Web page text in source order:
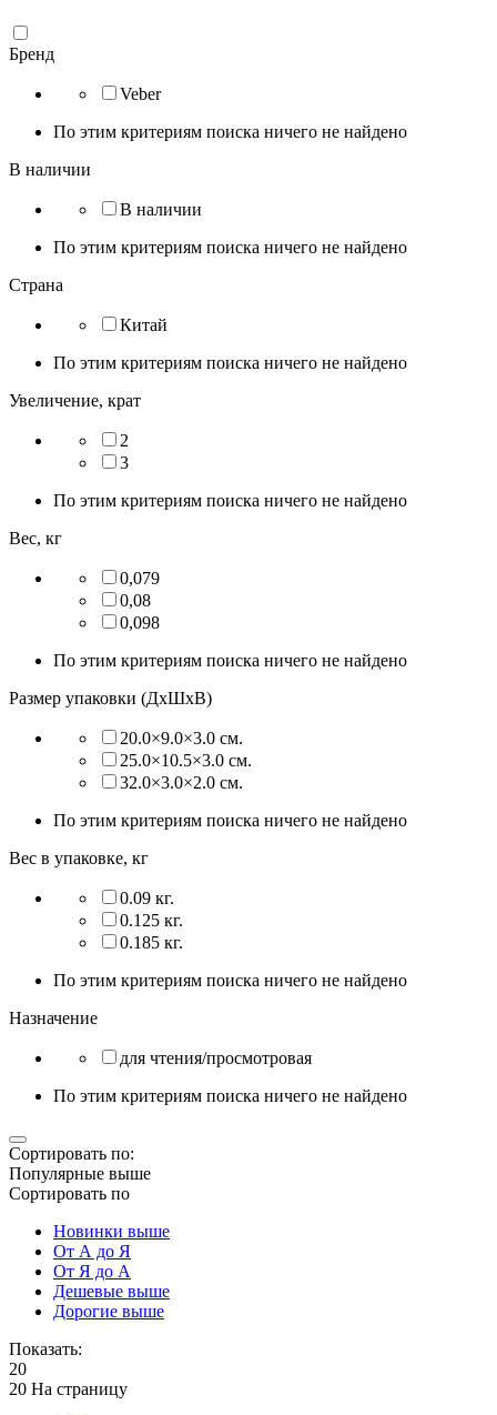
Бренд
Veber
По этим критериям поиска ничего не найдено
В наличии
В наличии
По этим критериям поиска ничего не найдено
Страна
Китай
По этим критериям поиска ничего не найдено
Увеличение, крат
2
3
По этим критериям поиска ничего не найдено
Вес, кг
0,079
0,08
0,098
По этим критериям поиска ничего не найдено
Размер упаковки (ДхШхВ)
20.0×9.0×3.0 см.
25.0×10.5×3.0 см.
32.0×3.0×2.0 см.
По этим критериям поиска ничего не найдено
Вес в упаковке, кг
0.09 кг.
0.125 кг.
0.185 кг.
По этим критериям поиска ничего не найдено
Назначение
для чтения/просмотровая
По этим критериям поиска ничего не найдено
Сортировать по:
Популярные выше
Сортировать по
Новинки выше
От А до Я
От Я до А
Дешевые выше
Дорогие выше
Показать:
20
20 На страницу